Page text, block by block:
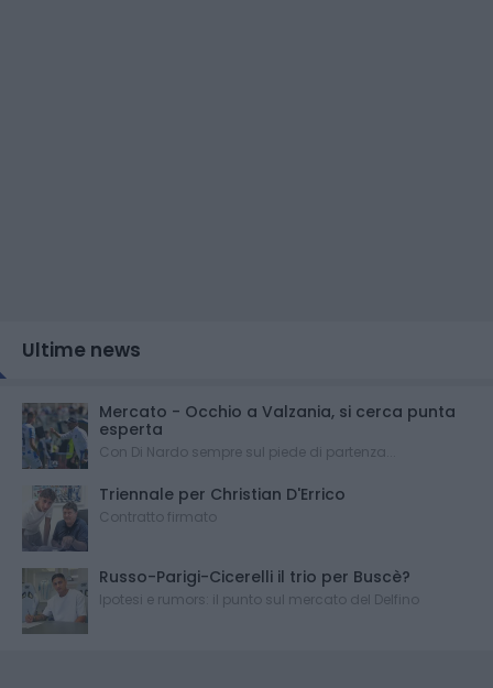
Ultime news
Mercato - Occhio a Valzania, si cerca punta
esperta
Con Di Nardo sempre sul piede di partenza...
Triennale per Christian D'Errico
Contratto firmato
Russo-Parigi-Cicerelli il trio per Buscè?
Ipotesi e rumors: il punto sul mercato del Delfino